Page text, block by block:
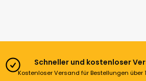
Schneller und kostenloser
Kostenloser Versand für Bestellungen über